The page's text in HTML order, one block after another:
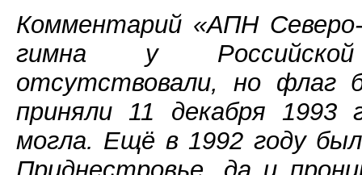
Комментарий «АПН
гимна у Российской
отсутствовали, но
приняли 11 декабря 1993
могла. Ещё в 1992 году